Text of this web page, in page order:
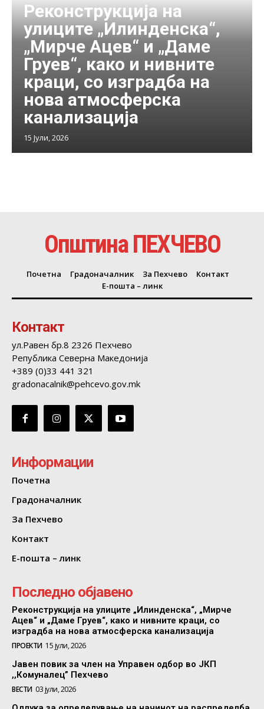
Реконструкција на
улиците „Илинденска“,
„Мирче Ацев“ и „Даме
Груев“, како и нивните
краци, со изградба на
нова атмосферска
канализација
15 Јули, 2026
Општина ПЕХЧЕВО
Почетна Градоначалник За Пехчево
Контакт
Е-пошта – линк
Контакт
ул.Равен бр.8 2326 Пехчево
Република Северна Македонија
+389 (0)33 441 321
gradonacalnik@pehcevo.gov.mk
Информации
Почетна
Градоначалник
За Пехчево
Контакт
Е-пошта – линк
Последно објавено
Реконструкција на улиците „Илинденска“, „Мирче
Ацев“ и „Даме Груев“, како и нивните краци, со
изградба на нова атмосферска канализација
ПРОЕКТИ 15 јули, 2026
Јавен повик за член на Управен одбор во ЈКП
,,Комуналец” Пехчево
ВЕСТИ 03 јули, 2026